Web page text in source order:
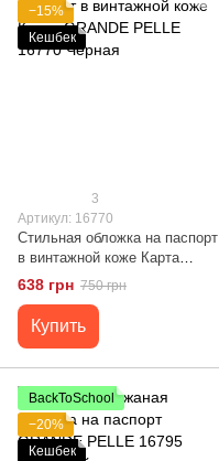
−15%
Кешбек
3
Артикул: 16770
Стильная обложка на паспорт
в винтажной коже Карта
GRANDE PELLE 16770 Черная
638 грн 750 грн
Купить
BackToSchool
−20%
Кешбек